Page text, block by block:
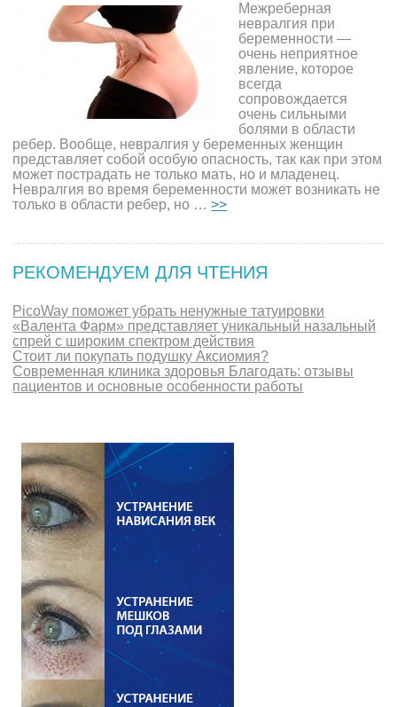
Межреберная
невралгия при
беременности —
очень неприятное
явление, которое
всегда
сопровождается
очень сильными
болями в области
ребер. Вообще, невралгия у беременных женщин
представляет собой особую опасность, так как при этом
может пострадать не только мать, но и младенец.
Невралгия во время беременности может возникать не
только в области ребер, но …>>
РЕКОМЕНДУЕМ ДЛЯ ЧТЕНИЯ
PicoWay поможет убрать ненужные татуировки
«Валента Фарм» представляет уникальный назальный
спрей с широким спектром действия
Стоит ли покупать подушку Аксиомия?
Современная клиника здоровья Благодать: отзывы
пациентов и основные особенности работы